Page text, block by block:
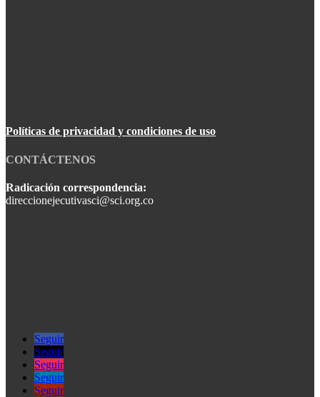
Políticas de privacidad y condiciones de uso
CONTÁCTENOS
Radicación correspondencia:
direccionejecutivasci@sci.org.co
Seguir
Seguir
Seguir
Seguir
Seguir